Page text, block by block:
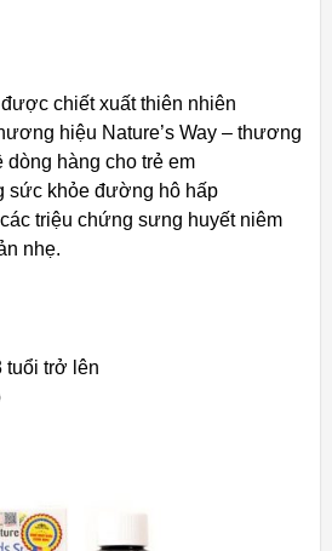
chiết xuất thiên nhiên
hiệu Nature’s Way – thương
dòng hàng cho trẻ em
sức khỏe đường hô hấp
triệu chứng sưng huyết niêm
nhẹ.
tuổi trở lên